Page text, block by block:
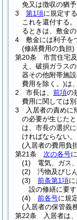
免又は徴収の猶
3
第1項に規定す
これを還付する。
るときは、敷金
4
敷金には利子を
(修繕費用の負担)
第20条
市営住宅
え、破損ガラス
器その他附帯施
費用を除く。)は
2
市長は、 前項の
費用に関しては
3
入居者の責めに
の必要が生じたと
は、市長の選択
ければならない。
(入居者の費用負
第21条
次の各号
(1)
電気、ガス
(2)
汚物及びじ
(3)
前条第1項
設の修繕に要
(4)
前各号に規
(入居者の保管義
第22条
入居者は